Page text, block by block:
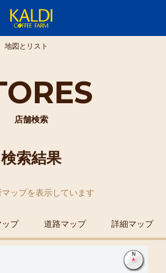
店舗検索
地図とリスト
検索結果
マップを表示しています
ップ 道路マップ 詳細マップ